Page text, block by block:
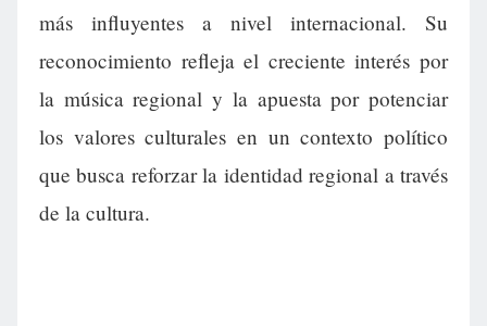
más influyentes a nivel internacional. Su
reconocimiento refleja el creciente interés por
la música regional y la apuesta por potenciar
los valores culturales en un contexto político
que busca reforzar la identidad regional a través
de la cultura.